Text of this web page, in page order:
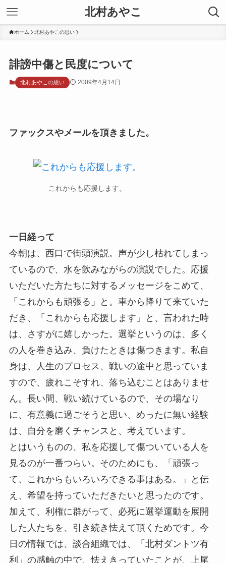
北村あやこ
ホーム 北村あやこの思い
誹謗中傷と民度について
北村あやこの思い 2009年4月14日
ファックスやメールを頂きました。
これからも応援します。
一日経って
今朝は、西口で街頭演説。声が少し枯れてしまっ
ているので、水を飲みながらの演説でした。応援
いただいた方たちに対するメッセージをこめて、
「これからも頑張る」と。車から降りて来ていた
だき、「これからも応援します」と、言われた時
は、さすがに嬉しかった。選挙というのは、多く
の人を巻き込み、負けたときは傷つきます。私自
身は、人生のプロセス、戦いの途中と思っていま
すので、疲れこそすれ、落ち込むことはありませ
ん。長い間、戦い続けているので、その場なり
に、有意義に過ごそうと思い、めったに無い経験
は、自分を磨くチャンスと、考えています。
とはいうものの、私を応援して傷ついている人を
見るのが一番つらい。そのためにも、「頑張っ
て、これからもいろいろできる事はある。」と伝
え、希望を持っていただきたいと思ったのです。
加えて、利権に群がって、必死に選挙運動を展開
した人たちを、引き続き怯えて頂くためです。今
日の情報では、談合組織では、「北村ダントツ有
利」の感触の中で、怯えきっていたことが、上尾